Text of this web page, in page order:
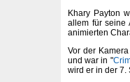
Khary Payton
allem für seine
animierten
Vor der
und war in "
wird er in der 7.